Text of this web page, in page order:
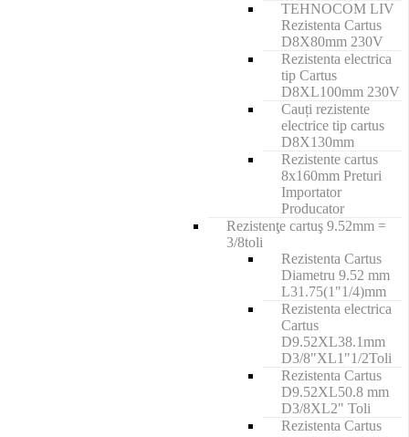
TEHNOCOM LIV
Rezistenta Cartus
D8X80mm 230V
Rezistenta electrica
tip Cartus
D8XL100mm 230V
Cauți rezistente
electrice tip cartus
D8X130mm
Rezistente cartus
8x160mm Preturi
Importator
Producator
Rezistenţe cartuş 9.52mm =
3/8toli
Rezistenta Cartus
Diametru 9.52 mm
L31.75(1"1/4)mm
Rezistenta electrica
Cartus
D9.52XL38.1mm
D3/8"XL1"1/2Toli
Rezistenta Cartus
D9.52XL50.8 mm
D3/8XL2" Toli
Rezistenta Cartus